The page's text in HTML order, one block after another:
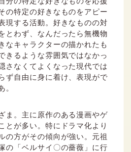
の特定の好きなものをアピー
現する活動。好きなものの対
とわず、なんだったら無機物
なキャラクターの描かれたも
きるような雰囲気ではなかっ
さなくてよくなった現代では
ず自由に身に着け、表現がで
。
ま。主に原作のある漫画やゲ
とが多い。特にドラマ化より
の方がその傾向が強い。元祖
の「ベルサイ〇の薔薇」に行